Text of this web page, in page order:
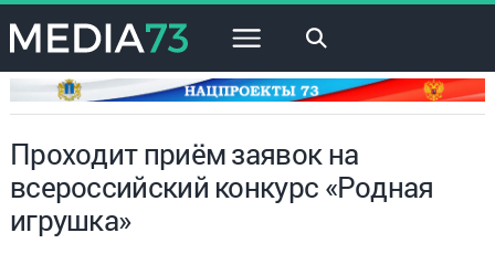
×
Проходит приём заявок на
всероссийский конкурс «Родная
игрушка»